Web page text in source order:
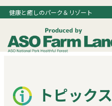
健康と癒しのパーク＆リゾート
トピックス